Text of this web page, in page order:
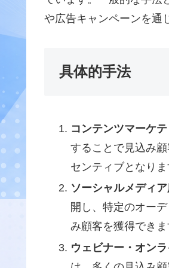
や広告キャンペーンを通
具体的手法
コンテンツマーケ
することで見込み
センティブとなりま
ソーシャルメディ
開し、特定のオー
み顧客を獲得できま
ウェビナー・オン